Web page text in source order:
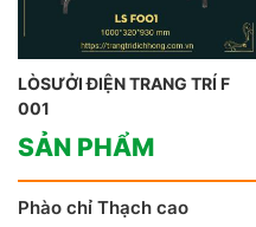
LÒSƯỞI ĐIỆN TRANG TRÍ F
001
SẢN PHẨM
Phào chỉ Thạch cao